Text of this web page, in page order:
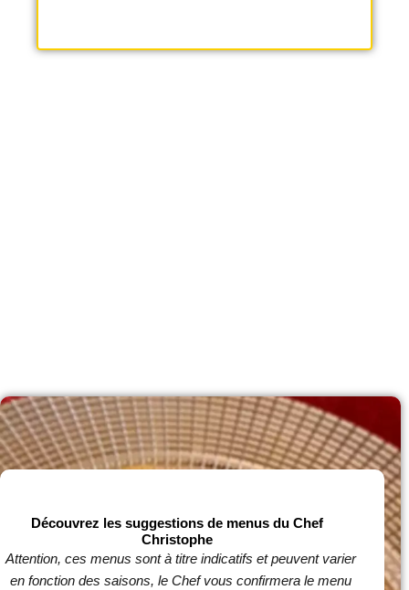
Découvrez les suggestions de menus du Chef
Christophe
Attention, ces menus sont à titre indicatifs et peuvent varier
en fonction des saisons, le Chef vous confirmera le menu